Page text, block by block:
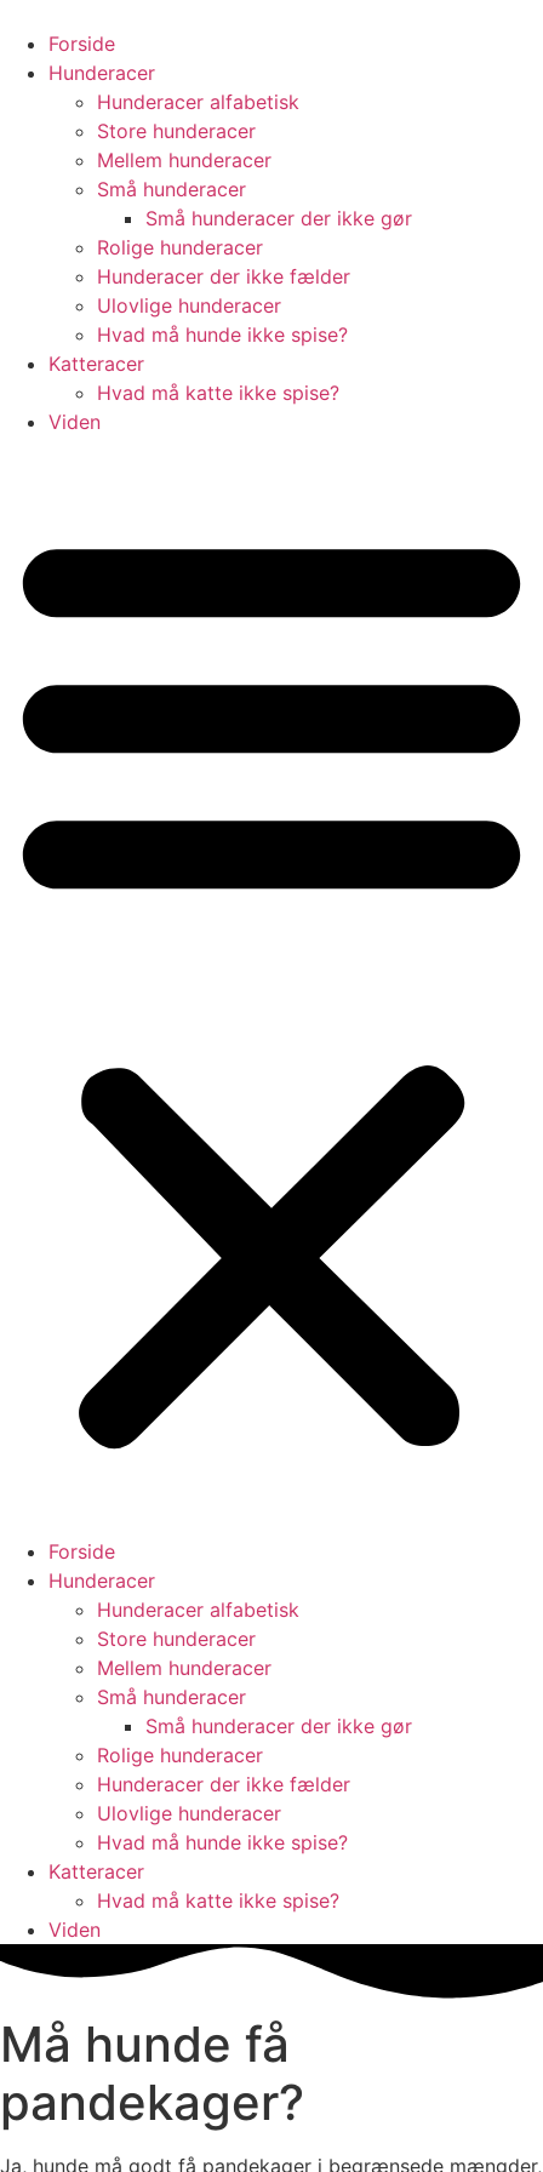
indhold
Forside
Hunderacer
Hunderacer alfabetisk
Store hunderacer
Mellem hunderacer
Små hunderacer
Små hunderacer der ikke gør
Rolige hunderacer
Hunderacer der ikke fælder
Ulovlige hunderacer
Hvad må hunde ikke spise?
Katteracer
Hvad må katte ikke spise?
Viden
Forside
Hunderacer
Hunderacer alfabetisk
Store hunderacer
Mellem hunderacer
Små hunderacer
Små hunderacer der ikke gør
Rolige hunderacer
Hunderacer der ikke fælder
Ulovlige hunderacer
Hvad må hunde ikke spise?
Katteracer
Hvad må katte ikke spise?
Viden
Må hunde få
pandekager?
Ja, hunde må godt få pandekager i begrænsede mængder,